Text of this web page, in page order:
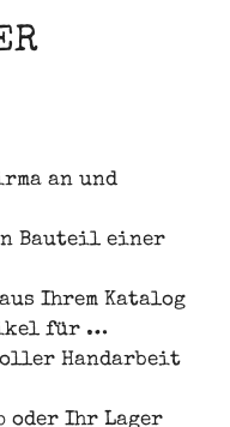
an und
Bauteil einer
Ihrem Katalog
für …
Handarbeit
oder Ihr Lager